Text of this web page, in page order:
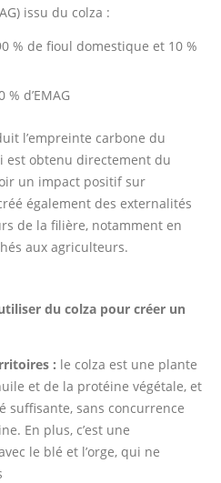
issu du colza :
% de fioul domestique et 10 %
% d’EMAG
l’empreinte carbone du
est obtenu directement du
un impact positif sur
également des externalités
de la filière, notamment en
aux agriculteurs.
du colza pour créer un
: le colza est une plante
et de la protéine végétale, et
suffisante, sans concurrence
En plus, c’est une
le blé et l’orge, qui ne